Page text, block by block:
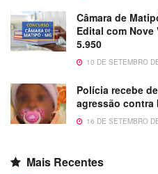
Câmara de
Edital com Nove
5.950
10 DE SETEMBRO
Polícia recebe
agressão contra
16 DE SETEMBRO
Mais Recentes